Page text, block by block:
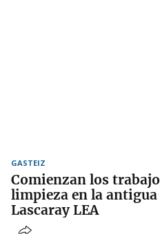
GASTEIZ
Comienzan los
limpieza en la antigua
Lascaray LEA